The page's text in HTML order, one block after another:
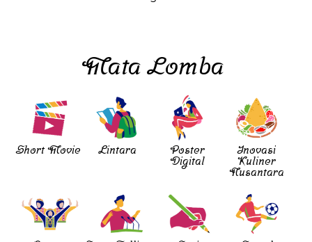
Mata Lomba
Short Movie Lintara
Poster
Digital
Inovasi
Kuliner
Nusantara